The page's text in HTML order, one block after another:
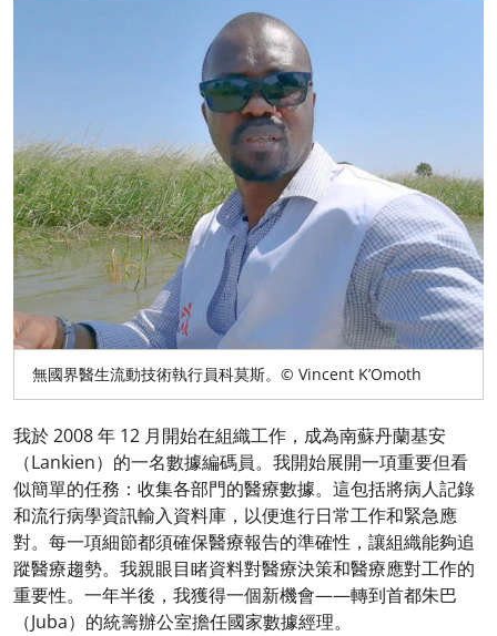
無國界醫生流動技術執行員科莫斯。© Vincent K’Omoth
我於 2008 年 12 月開始在組織工作，成為南蘇丹蘭基安
（Lankien）的一名數據編碼員。我開始展開一項重要但看
似簡單的任務：收集各部門的醫療數據。這包括將病人記錄
和流行病學資訊輸入資料庫，以便進行日常工作和緊急應
對。每一項細節都須確保醫療報告的準確性，讓組織能夠追
蹤醫療趨勢。我親眼目睹資料對醫療決策和醫療應對工作的
重要性。一年半後，我獲得一個新機會——轉到首都朱巴
（Juba）的統籌辦公室擔任國家數據經理。